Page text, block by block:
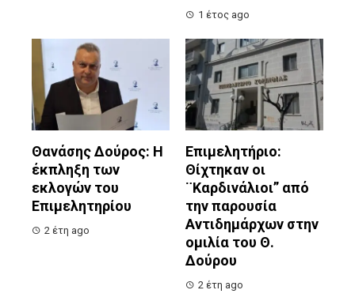
1 έτος ago
Θανάσης Δούρος: Η
έκπληξη των
εκλογών του
Επιμελητηρίου
2 έτη ago
Επιμελητήριο:
Θίχτηκαν οι
¨Καρδινάλιοι” από
την παρουσία
Αντιδημάρχων στην
ομιλία του Θ.
Δούρου
2 έτη ago